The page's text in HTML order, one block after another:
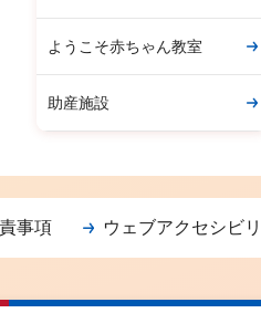
ようこそ赤ちゃん教室
助産施設
事項 ウェブアクセシビ